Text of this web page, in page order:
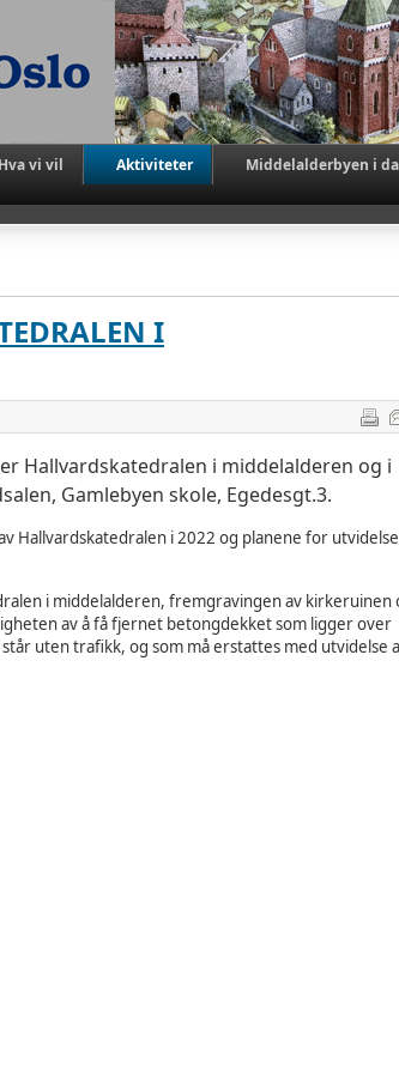
Hva vi vil Aktiviteter Middelalderbyen i
I
Hallvardskatedralen i middelalderen og i
Gamlebyen skole, Egedesgt.3.
Hallvardskatedralen i 2022 og planene for utvidelse
i middelalderen, fremgravingen av kirkeruinen
av å få fjernet betongdekket som ligger over
uten trafikk, og som må erstattes med utvidelse